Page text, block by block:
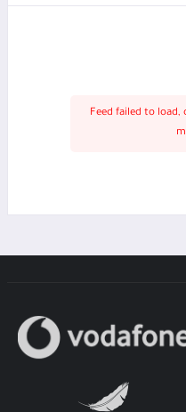
Feed failed to load,